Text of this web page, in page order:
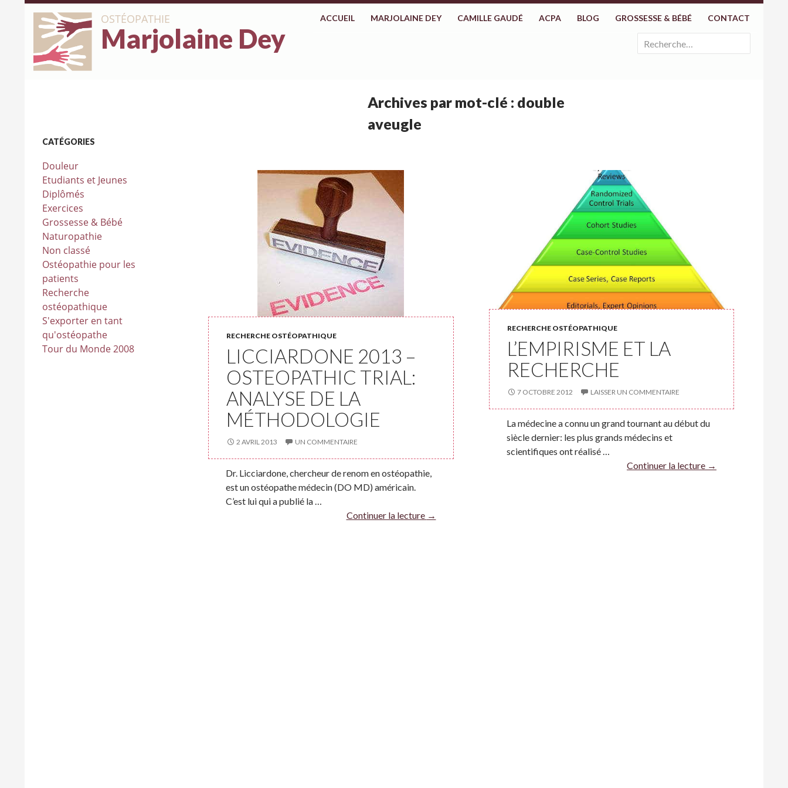
OSTÉOPATHIE
Marjolaine Dey
ACCUEIL
MARJOLAINE DEY CAMILLE GAUDÉ ACPA BLOG GROSSESSE & BÉBÉ CONTACT
Rechercher :
Archives par mot-clé : double
aveugle
RECHERCHE OSTÉOPATHIQUE
LICCIARDONE 2013 –
OSTEOPATHIC TRIAL:
ANALYSE DE LA
MÉTHODOLOGIE
2 AVRIL 2013 UN COMMENTAIRE
Dr. Licciardone, chercheur de renom en ostéopathie,
est un ostéopathe médecin (DO MD) américain.
C’est lui qui a publié la …
Continuer la lecture →
RECHERCHE OSTÉOPATHIQUE
L’EMPIRISME ET LA
RECHERCHE
7 OCTOBRE 2012 LAISSER UN COMMENTAIRE
La médecine a connu un grand tournant au début du
siècle dernier: les plus grands médecins et
scientifiques ont réalisé …
Continuer la lecture →
CATÉGORIES
Douleur
Etudiants et Jeunes
Diplômés
Exercices
Grossesse & Bébé
Naturopathie
Non classé
Ostéopathie pour les
patients
Recherche
ostéopathique
S'exporter en tant
qu'ostéopathe
Tour du Monde 2008